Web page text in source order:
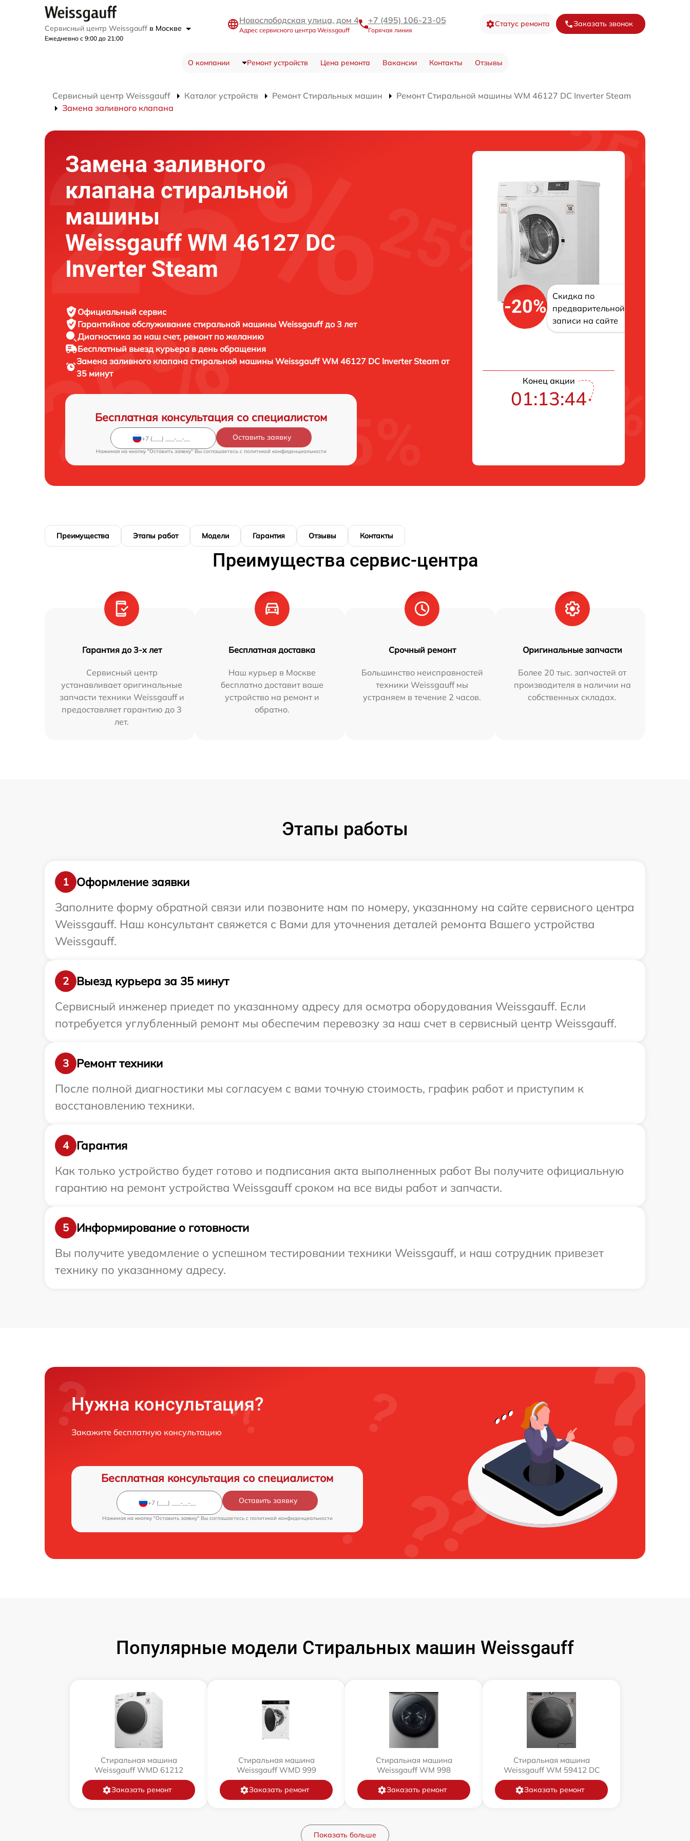
Сервисный центр Weissgauff в Москве
Ежедневно с 9:00 до 21:00
Новослободская улица, дом 4
Адрес сервисного центра Weissgauff
+7 (495) 106-23-05
Горячая линия
Статус ремонта Заказать звонок
О компании Ремонт устройств Цена ремонта Вакансии Контакты Отзывы
Сервисный центр Weissgauff Каталог устройств Ремонт Стиральных машин
Ремонт Стиральной машины WM 46127 DC Inverter Steam
Замена заливного клапана
Замена заливного
клапана стиральной
машины
Weissgauff WM 46127 DC
Inverter Steam
Официальный сервис
Гарантийное обслуживание стиральной машины Weissgauff до 3 лет
Диагностика за наш счет, ремонт по желанию
Бесплатный выезд курьера в день обращения
Замена заливного клапана стиральной машиныWeissgauff WM 46127 DC Inverter Steam от
35 минут
Бесплатная консультация со специалистом
Оставить заявку
Нажимая на кнопку "Оставить заявку" Вы соглашаетесь c политикой конфиденциальности
-20%
Скидка по
предварительной
записи на сайте
Конец акции
01:13:43
Преимущества Этапы работ Модели Гарантия Отзывы Контакты
Преимущества сервис-центра
Гарантия до 3-х лет
Сервисный центр
устанавливает оригинальные
запчасти техники Weissgauff и
предоставляет гарантию до 3
лет.
Бесплатная доставка
Наш курьер в Москве
бесплатно доставит ваше
устройство на ремонт и
обратно.
Срочный ремонт
Большинство неисправностей
техники Weissgauff мы
устраняем в течение 2 часов.
Оригинальные запчасти
Более 20 тыс. запчастей от
производителя в наличии на
собственных складах.
Этапы работы
1
Оформление заявки
Заполните форму обратной связи или позвоните нам по номеру, указанному на сайте сервисного центра
Weissgauff. Наш консультант свяжется с Вами для уточнения деталей ремонта Вашего устройства
Weissgauff.
2
Выезд курьера за 35 минут
Сервисный инженер приедет по указанному адресу для осмотра оборудования Weissgauff. Если
потребуется углубленный ремонт мы обеспечим перевозку за наш счет в сервисный центр Weissgauff.
3
Ремонт техники
После полной диагностики мы согласуем с вами точную стоимость, график работ и приступим к
восстановлению техники.
4
Гарантия
Как только устройство будет готово и подписания акта выполненных работ Вы получите официальную
гарантию на ремонт устройства Weissgauff сроком на все виды работ и запчасти.
5
Информирование о готовности
Вы получите уведомление о успешном тестировании техники Weissgauff, и наш сотрудник привезет
технику по указанному адресу.
Нужна консультация?
Закажите бесплатную консультацию
Бесплатная консультация со специалистом
Оставить заявку
Нажимая на кнопку "Оставить заявку" Вы соглашаетесь c политикой конфиденциальности
Популярные модели Стиральных машин Weissgauff
Стиральная машина
Weissgauff WMD 61212
Заказать ремонт
Стиральная машина
Weissgauff WMD 999
Заказать ремонт
Стиральная машина
Weissgauff WM 998
Заказать ремонт
Стиральная машина
Weissgauff WM 59412 DC
Заказать ремонт
Показать больше